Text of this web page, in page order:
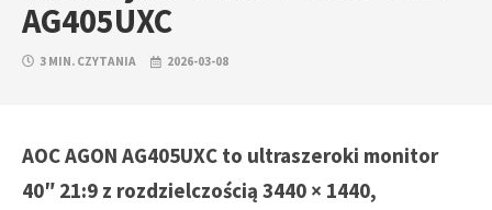
AG405UXC
3 MIN. CZYTANIA 2026-03-08
AOC AGON AG405UXC to ultraszeroki monitor
40″ 21:9 z rozdzielczością 3440 × 1440,